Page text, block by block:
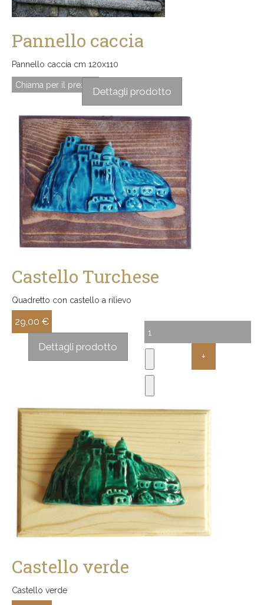
Pannello caccia
Pannello caccia cm 120x110
Chiama per il prezzo
Dettagli prodotto
Castello Turchese
Quadretto con castello a rilievo
29,00 €
Dettagli prodotto
Castello verde
Castello verde